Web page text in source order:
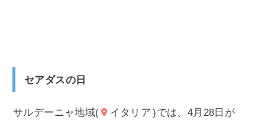
セアダスの日
サルデーニャ地域( イタリア )では、4月28日が